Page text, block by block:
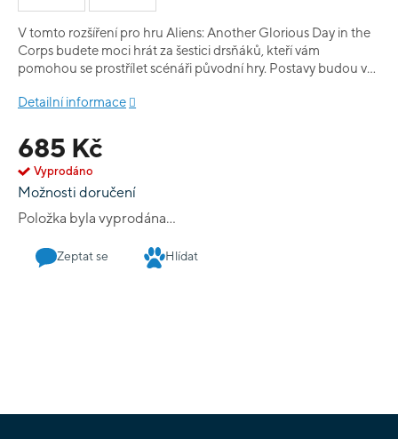
685 Kč
Vyprodáno
Možnosti doručení
Položka byla vyprodána…
V tomto rozšíření pro hru Aliens: Another Glorious Day in the
Corps budete moci hrát za šestici drsňáků, kteří vám
pomohou se prostřílet scénáři původní hry. Postavy budou v
schopnosti. Balení obsahuje 6 plastových figurek, 6 karet
Detailní informace
Zeptat se Hlídat